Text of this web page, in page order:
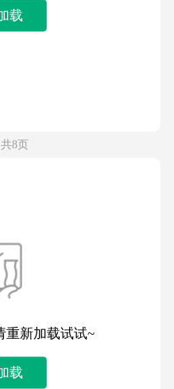
载
8页
重新加载试试~
载